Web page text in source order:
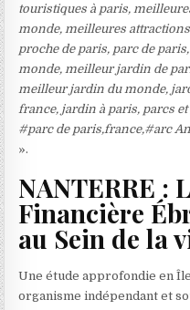
touristiques à paris,
monde, meilleures
proche de paris, parc de
monde, meilleur jardin de
meilleur jardin du monde,
france, jardin à paris, parcs
#parc de paris,france,#arc
».
NANTERRE :
Financière
au Sein de la
Une étude approfondie en
organisme indépendant et